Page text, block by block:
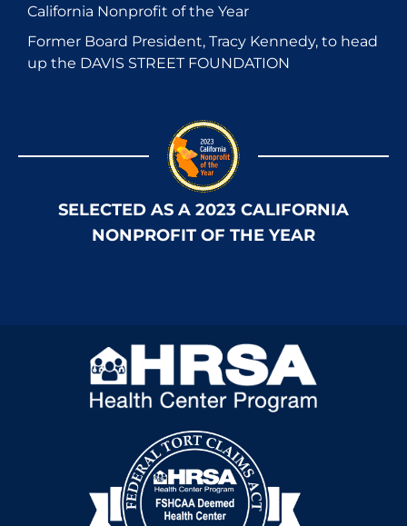
California Nonprofit of the Year
Former Board President, Tracy Kennedy, to head
up the DAVIS STREET FOUNDATION
SELECTED AS A 2023 CALIFORNIA
NONPROFIT OF THE YEAR